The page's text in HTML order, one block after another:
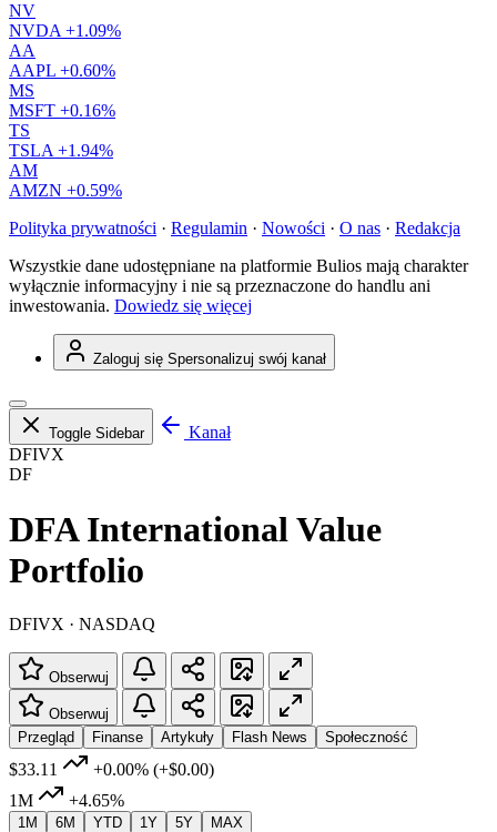
NV
NVDA +1.09%
AA
AAPL +0.60%
MS
MSFT +0.16%
TS
TSLA +1.94%
AM
AMZN +0.59%
Polityka prywatności · Regulamin · Nowości · O nas · Redakcja
Wszystkie dane udostępniane na platformie Bulios mają charakter
wyłącznie informacyjny i nie są przeznaczone do handlu ani
inwestowania. Dowiedz się więcej
Zaloguj się Spersonalizuj swój kanał
Toggle Sidebar
Kanał
DFIVX
DF
DFA International Value
Portfolio
DFIVX · NASDAQ
Obserwuj
Obserwuj
Przegląd
Finanse Artykuły Flash News Społeczność
$33.11 +0.00% (+$0.00)
1M
+4.65%
1M 6M YTD 1Y 5Y MAX